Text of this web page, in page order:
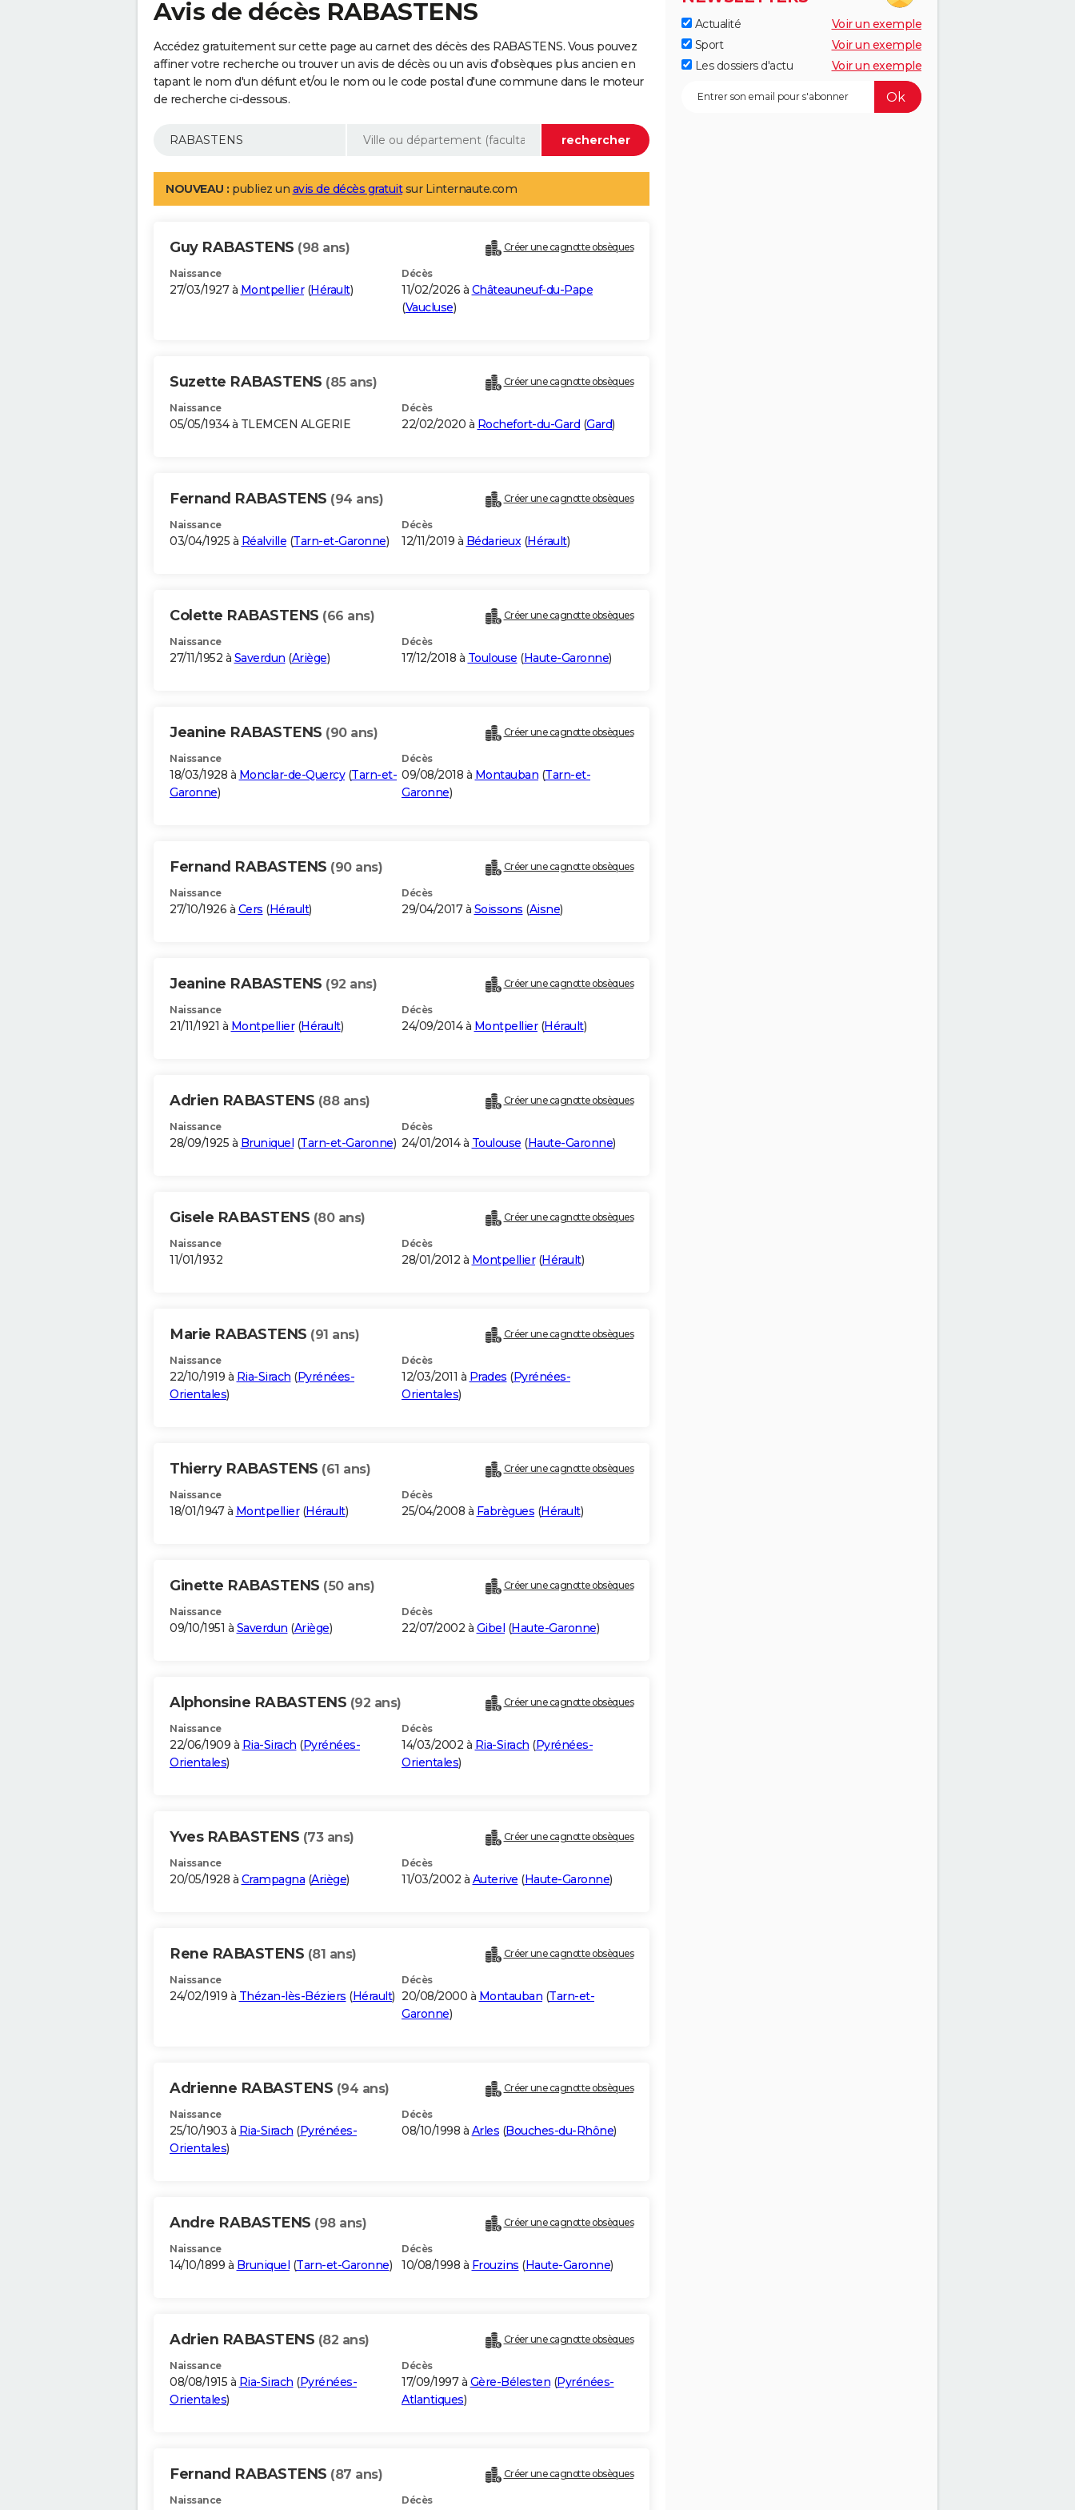
Avis de décès RABASTENS
Accédez gratuitement sur cette page au carnet des décès des RABASTENS. Vous pouvez
affiner votre recherche ou trouver un avis de décès ou un avis d'obsèques plus ancien en
tapant le nom d'un défunt et/ou le nom ou le code postal d'une commune dans le moteur
de recherche ci-dessous.
NOUVEAU : publiez un avis de décès gratuitsur Linternaute.com
Guy RABASTENS (98 ans) Créer une cagnotte obsèques
Naissance
27/03/1927 à Montpellier(Hérault)
Décès
11/02/2026 à Châteauneuf-du-Pape
(Vaucluse)
Suzette RABASTENS (85 ans) Créer une cagnotte obsèques
Naissance
05/05/1934 à TLEMCEN ALGERIE
Décès
22/02/2020 à Rochefort-du-Gard (Gard)
Fernand RABASTENS (94 ans) Créer une cagnotte obsèques
Naissance
03/04/1925 à Réalville (Tarn-et-Garonne)
Décès
12/11/2019 à Bédarieux(Hérault)
Colette RABASTENS (66 ans) Créer une cagnotte obsèques
Naissance
27/11/1952 à Saverdun (Ariège)
Décès
17/12/2018 à Toulouse (Haute-Garonne)
Jeanine RABASTENS (90 ans) Créer une cagnotte obsèques
Naissance
18/03/1928 à Monclar-de-Quercy(Tarn-et-
Garonne)
Décès
09/08/2018 à Montauban (Tarn-et-
Garonne)
Fernand RABASTENS (90 ans) Créer une cagnotte obsèques
Naissance
27/10/1926 à Cers (Hérault)
Décès
29/04/2017 à Soissons (Aisne)
Jeanine RABASTENS (92 ans) Créer une cagnotte obsèques
Naissance
21/11/1921 à Montpellier(Hérault)
Décès
24/09/2014 à Montpellier(Hérault)
Adrien RABASTENS (88 ans) Créer une cagnotte obsèques
Naissance
28/09/1925 à Bruniquel (Tarn-et-Garonne)
Décès
24/01/2014 à Toulouse (Haute-Garonne)
Gisele RABASTENS (80 ans) Créer une cagnotte obsèques
Naissance
11/01/1932
Décès
28/01/2012 à Montpellier(Hérault)
Marie RABASTENS (91 ans) Créer une cagnotte obsèques
Naissance
22/10/1919 à Ria-Sirach (Pyrénées-
Orientales)
Décès
12/03/2011 à Prades (Pyrénées-
Orientales)
Thierry RABASTENS (61 ans) Créer une cagnotte obsèques
Naissance
18/01/1947 à Montpellier(Hérault)
Décès
25/04/2008 à Fabrègues (Hérault)
Ginette RABASTENS (50 ans) Créer une cagnotte obsèques
Naissance
09/10/1951 à Saverdun (Ariège)
Décès
22/07/2002 à Gibel (Haute-Garonne)
Alphonsine RABASTENS (92 ans) Créer une cagnotte obsèques
Naissance
22/06/1909 à Ria-Sirach (Pyrénées-
Orientales)
Décès
14/03/2002 à Ria-Sirach (Pyrénées-
Orientales)
Yves RABASTENS (73 ans) Créer une cagnotte obsèques
Naissance
20/05/1928 à Crampagna (Ariège)
Décès
11/03/2002 à Auterive (Haute-Garonne)
Rene RABASTENS (81 ans) Créer une cagnotte obsèques
Naissance
24/02/1919 à Thézan-lès-Béziers (Hérault)
Décès
20/08/2000 à Montauban (Tarn-et-
Garonne)
Adrienne RABASTENS (94 ans) Créer une cagnotte obsèques
Naissance
25/10/1903 à Ria-Sirach (Pyrénées-
Orientales)
Décès
08/10/1998 à Arles (Bouches-du-Rhône)
Andre RABASTENS (98 ans) Créer une cagnotte obsèques
Naissance
14/10/1899 à Bruniquel (Tarn-et-Garonne)
Décès
10/08/1998 à Frouzins (Haute-Garonne)
Adrien RABASTENS (82 ans) Créer une cagnotte obsèques
Naissance
08/08/1915 à Ria-Sirach (Pyrénées-
Orientales)
Décès
17/09/1997 à Gère-Bélesten (Pyrénées-
Atlantiques)
Fernand RABASTENS (87 ans) Créer une cagnotte obsèques
Naissance Décès
Actualité
Voir un exemple
Sport
Voir un exemple
Les dossiers d'actu
Voir un exemple